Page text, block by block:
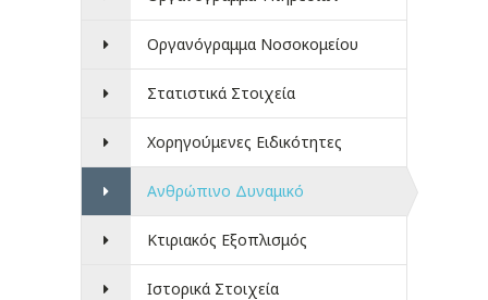
Οργανόγραμμα Νοσοκομείου
Στατιστικά Στοιχεία
Χορηγούμενες Ειδικότητες
Ανθρώπινο Δυναμικό
Κτιριακός Εξοπλισμός
Ιστορικά Στοιχεία